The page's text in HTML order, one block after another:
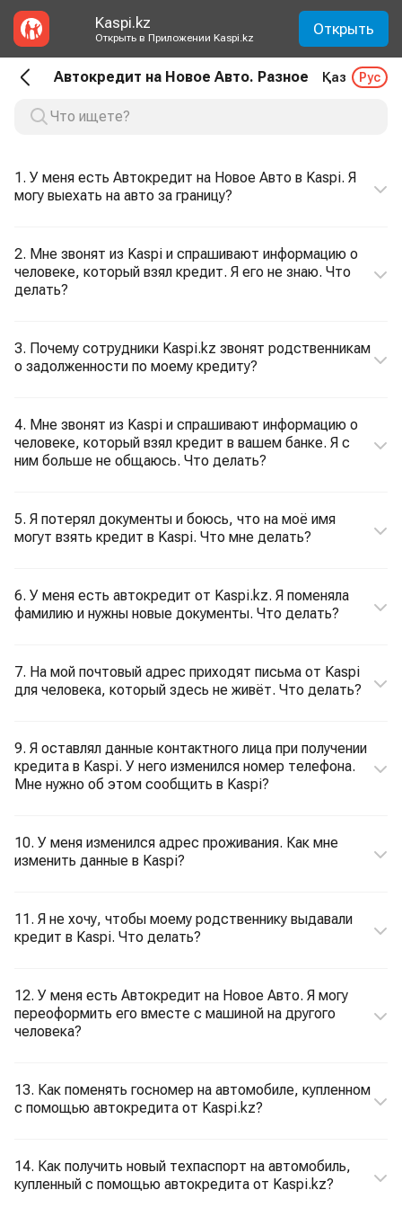
Kaspi.kz
Открыть в Приложении Kaspi.kz Открыть
Автокредит на Новое Авто. Разное Қаз Рус
1. У меня есть Автокредит на Новое Авто в Kaspi. Я
могу выехать на авто за границу?
2. Мне звонят из Kaspi и спрашивают информацию о
человеке, который взял кредит. Я его не знаю. Что
делать?
3. Почему сотрудники Kaspi.kz звонят родственникам
о задолженности по моему кредиту?
4. Мне звонят из Kaspi и спрашивают информацию о
человеке, который взял кредит в вашем банке. Я с
ним больше не общаюсь. Что делать?
5. Я потерял документы и боюсь, что на моё имя
могут взять кредит в Kaspi. Что мне делать?
6. У меня есть автокредит от Kaspi.kz. Я поменяла
фамилию и нужны новые документы. Что делать?
7. На мой почтовый адрес приходят письма от Kaspi
для человека, который здесь не живёт. Что делать?
9. Я оставлял данные контактного лица при получении
кредита в Kaspi. У него изменился номер телефона.
Мне нужно об этом сообщить в Kaspi?
10. У меня изменился адрес проживания. Как мне
изменить данные в Kaspi?
11. Я не хочу, чтобы моему родственнику выдавали
кредит в Kaspi. Что делать?
12. У меня есть Автокредит на Новое Авто. Я могу
переоформить его вместе с машиной на другого
человека?
13. Как поменять госномер на автомобиле, купленном
с помощью автокредита от Kaspi.kz?
14. Как получить новый техпаспорт на автомобиль,
купленный с помощью автокредита от Kaspi.kz?